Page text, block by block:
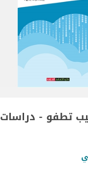
تطفو - دراسات